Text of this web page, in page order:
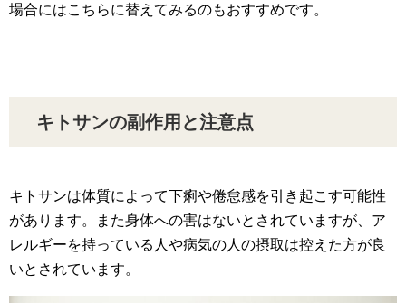
場合にはこちらに替えてみるのもおすすめです。
キトサンの副作用と注意点
キトサンは体質によって下痢や倦怠感を引き起こす可能性
があります。また身体への害はないとされていますが、ア
レルギーを持っている人や病気の人の摂取は控えた方が良
いとされています。